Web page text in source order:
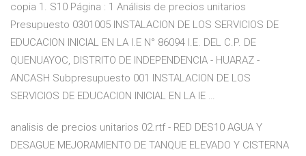
copia 1. S10 Página : 1 Análisis de precios unitarios
Presupuesto 0301005 INSTALACION DE LOS SERVICIOS DE
EDUCACION INICIAL EN LA I.E N° 86094 I.E. DEL C.P. DE
QUENUAYOC, DISTRITO DE INDEPENDENCIA - HUARAZ -
ANCASH Subpresupuesto 001 INSTALACION DE LOS
SERVICIOS DE EDUCACION INICIAL EN LA IE …
analisis de precios unitarios 02.rtf - RED DES10 AGUA Y
DESAGUE MEJORAMIENTO DE TANQUE ELEVADO Y CISTERNA